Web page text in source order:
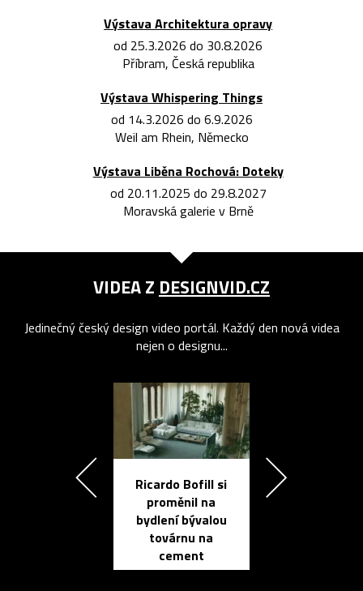
Výstava Architektura opravy
od 25.3.2026 do 30.8.2026
Příbram, Česká republika
Výstava Whispering Things
od 14.3.2026 do 6.9.2026
Weil am Rhein, Německo
Výstava Liběna Rochová: Doteky
od 20.11.2025 do 29.8.2027
Moravská galerie v Brně
VIDEA Z DESIGNVID.CZ
Jedinečný český design video portál. Každý den nová videa
nejen o designu...
Ricardo Bofill si
proměnil na
bydlení bývalou
továrnu na
cement